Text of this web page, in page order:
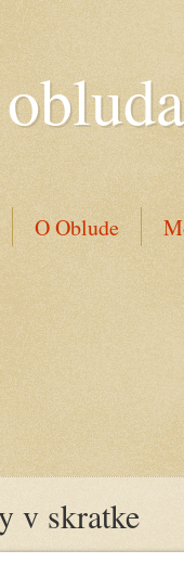
O Oblude
v skratke